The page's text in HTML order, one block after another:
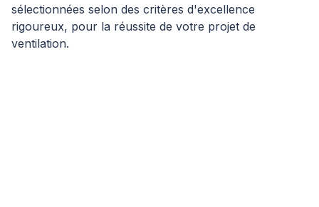
sélectionnées selon des critères d'excellence
rigoureux, pour la réussite de votre projet de
ventilation.